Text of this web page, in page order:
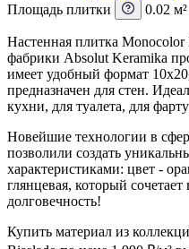
Площадь плитки
0.02 м²
Настенная плитка
фабрики Absolut Keramika
имеет удобный формат
предназначен для стен.
кухни, для туалета, для
Новейшие технологии в
позволили создать
характеристиками: цвет -
глянцевая, который
долговечность!
Купить материал из